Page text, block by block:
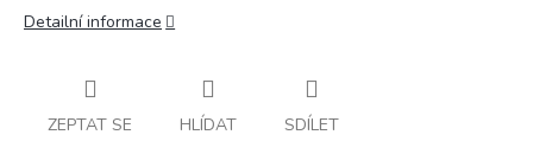
Detailní informace
ZEPTAT SE HLÍDAT SDÍLET